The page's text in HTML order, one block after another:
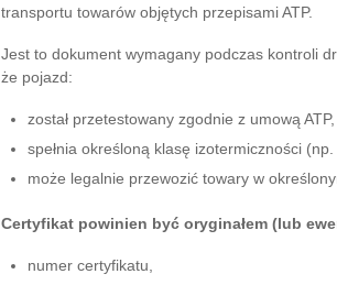
transportu towarów objętych przepisami ATP.
Jest to dokument wymagany podczas kontroli
że pojazd:
został przetestowany zgodnie z umową ATP,
spełnia określoną klasę izotermiczności
może legalnie przewozić towary w
Certyfikat powinien być oryginałem (lub
numer certyfikatu,